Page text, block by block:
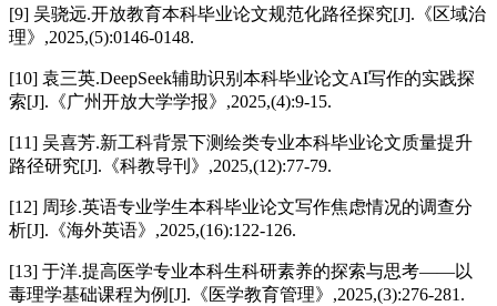
[9] 吴骁远.开放教育本科毕业论文规范化路径探究[J].《区域治
理》,2025,(5):0146-0148.
[10] 袁三英.DeepSeek辅助识别本科毕业论文AI写作的实践探
索[J].《广州开放大学学报》,2025,(4):9-15.
[11] 吴喜芳.新工科背景下测绘类专业本科毕业论文质量提升
路径研究[J].《科教导刊》,2025,(12):77-79.
[12] 周珍.英语专业学生本科毕业论文写作焦虑情况的调查分
析[J].《海外英语》,2025,(16):122-126.
[13] 于洋.提高医学专业本科生科研素养的探索与思考——以
毒理学基础课程为例[J].《医学教育管理》,2025,(3):276-281.